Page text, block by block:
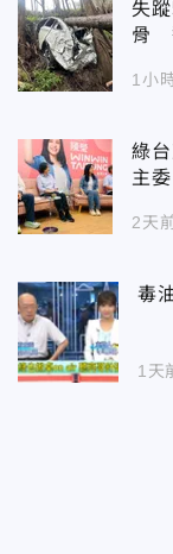
失
骨
1小
綠
主
2天
毒
1天